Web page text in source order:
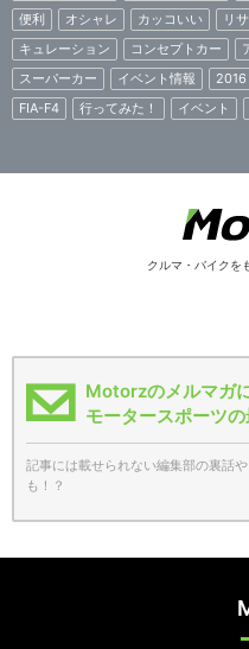
便利
オシャレ カッコいい リ
キュレーション
コンセプトカー
スーパーカー
イベント情報 2016
FIA-F4
行ってみた！ イベント
クルマ・バイクを
Motorzのメルマガ
モータースポーツの
記事には載せられない編集部の裏話
も！？